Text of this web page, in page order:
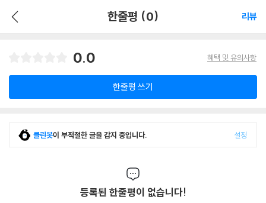
한줄평 (0) 리뷰
0.0 혜택 및 유의사항
한줄평 쓰기
클린봇이 부적절한 글을 감지 중입니다. 설정
등록된 한줄평이 없습니다!